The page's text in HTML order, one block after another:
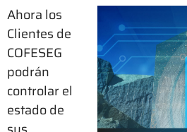
Ahora los
Clientes de
COFESEG
podrán
controlar el
estado de